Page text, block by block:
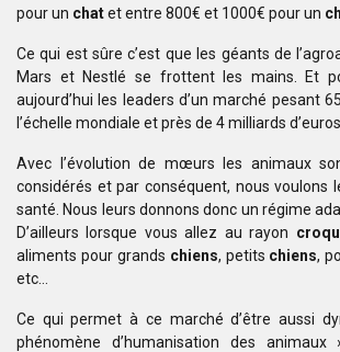
pour un chatet entre 800€ et 1000€ pour un
Ce qui est sûre c’est que les géants de
Mars et Nestlé se frottent les mains. Et
aujourd’hui les leaders d’un marché pesant
l’échelle mondiale et près de 4 milliards
Avec l’évolution de mœurs les animaux
considérés et par conséquent, nous voulons
santé. Nous leurs donnons donc un régime
D’ailleurs lorsque vous allez au rayon
aliments pour grands chiens, petits chiens,
etc…
Ce qui permet à ce marché d’être aussi
phénomène d’humanisation des